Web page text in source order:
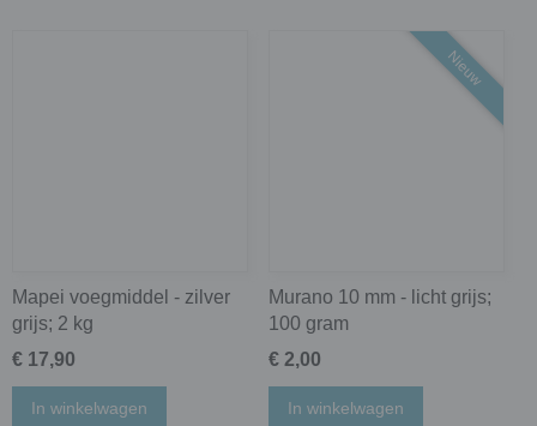
Mapei voegmiddel - zilver
grijs; 2 kg
€ 17,90
In winkelwagen
Nieuw
Murano 10 mm - licht grijs;
100 gram
€ 2,00
In winkelwagen